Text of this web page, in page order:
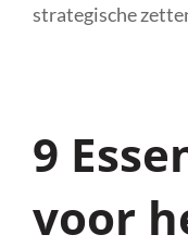
strategische
9
voor